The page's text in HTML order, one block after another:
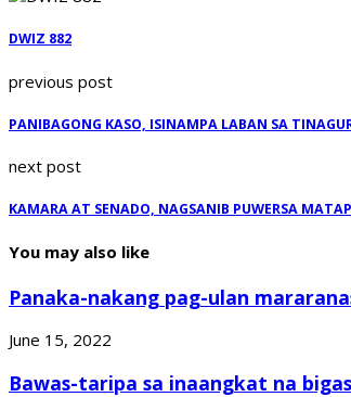
DWIZ 882
previous post
PANIBAGONG KASO, ISINAMPA LABAN SA
next post
KAMARA AT SENADO, NAGSANIB PUWERSA
You may also like
Panaka-nakang pag-ulan
June 15, 2022
Bawas-taripa sa inaangkat na